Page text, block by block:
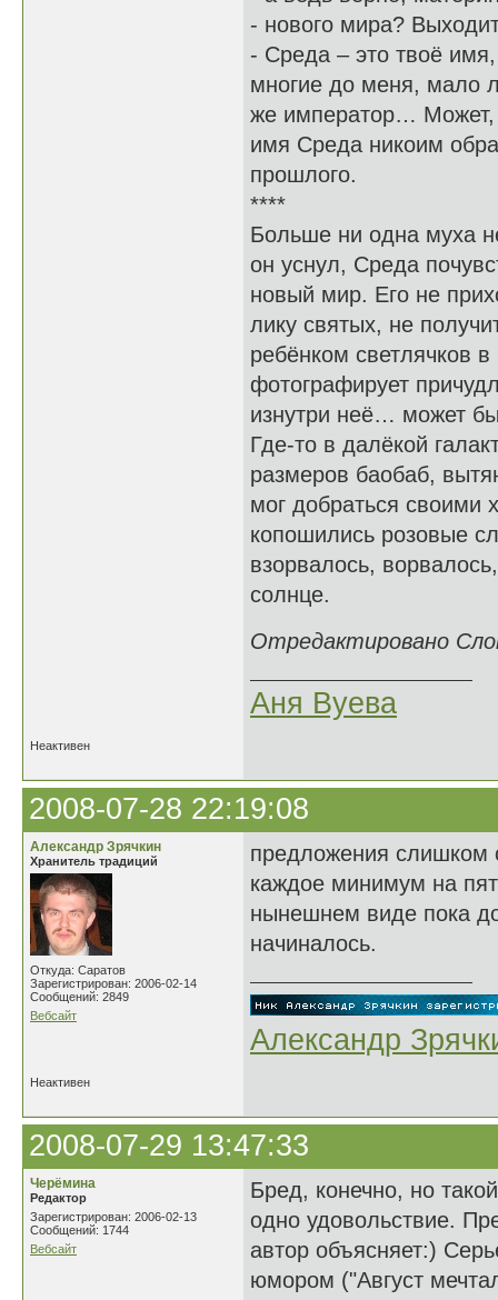
- нового мира?
- Среда – это твоё
многие до меня, мало
же император… Может,
имя Среда никоим
прошлого.
****
Больше ни одна муха
он уснул, Среда
новый мир. Его не
лику святых, не
ребёнком светлячков
фотографирует
изнутри неё… может
Где-то в далёкой
размеров баобаб,
мог добраться
копошились розовые
взорвалось,
солнце.
Отредактировано
Аня Вуева
Неактивен
2008-07-28 22:19:08
Александр Зрячкин
Хранитель традиций
Откуда: Саратов
Зарегистрирован: 2006-02-14
Сообщений: 2849
Вебсайт
предложения слишком
каждое минимум на
нынешнем виде пока
начиналось.
Александр
Неактивен
2008-07-29 13:47:33
Черёмина
Редактор
Зарегистрирован: 2006-02-13
Сообщений: 1744
Вебсайт
Бред, конечно, но
одно удовольствие.
автор объясняет:)
юмором ("Август